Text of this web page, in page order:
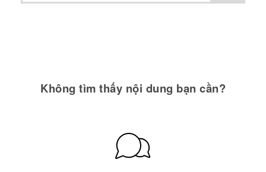
Không tìm thấy nội dung bạn cần?